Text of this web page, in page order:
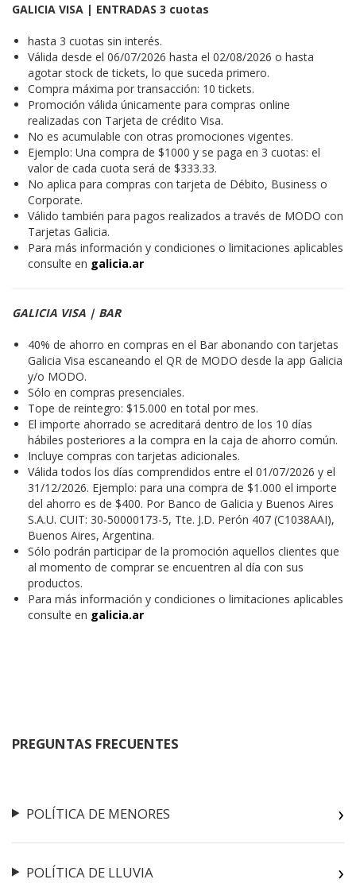
GALICIA VISA | ENTRADAS 3 cuotas
hasta 3 cuotas sin interés.
Válida desde el 06/07/2026 hasta el 02/08/2026 o hasta
agotar stock de tickets, lo que suceda primero.
Compra máxima por transacción: 10 tickets.
Promoción válida únicamente para compras online
realizadas con Tarjeta de crédito Visa.
No es acumulable con otras promociones vigentes.
Ejemplo: Una compra de $1000 y se paga en 3 cuotas: el
valor de cada cuota será de $333.33.
No aplica para compras con tarjeta de Débito, Business o
Corporate.
Válido también para pagos realizados a través de MODO con
Tarjetas Galicia.
Para más información y condiciones o limitaciones aplicables
consulte en galicia.ar
GALICIA VISA | BAR
40% de ahorro en compras en el Bar abonando con tarjetas
Galicia Visa escaneando el QR de MODO desde la app Galicia
y/o MODO.
Sólo en compras presenciales.
Tope de reintegro: $15.000 en total por mes.
El importe ahorrado se acreditará dentro de los 10 días
hábiles posteriores a la compra en la caja de ahorro común.
Incluye compras con tarjetas adicionales.
Válida todos los días comprendidos entre el 01/07/2026 y el
31/12/2026. Ejemplo: para una compra de $1.000 el importe
del ahorro es de $400. Por Banco de Galicia y Buenos Aires
S.A.U. CUIT: 30-50000173-5, Tte. J.D. Perón 407 (C1038AAI),
Buenos Aires, Argentina.
Sólo podrán participar de la promoción aquellos clientes que
al momento de comprar se encuentren al día con sus
productos.
Para más información y condiciones o limitaciones aplicables
consulte en galicia.ar
PREGUNTAS FRECUENTES
POLÍTICA DE MENORES
POLÍTICA DE LLUVIA